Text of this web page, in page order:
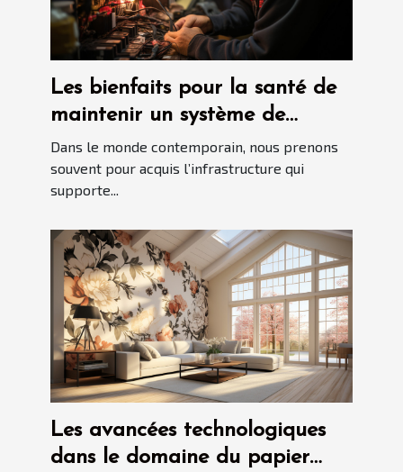
Les bienfaits pour la santé de
maintenir un système de
plomberie propre avec le
débouchage d'urgence
Dans le monde contemporain, nous prenons
souvent pour acquis l’infrastructure qui
supporte...
Les avancées technologiques
dans le domaine du papier